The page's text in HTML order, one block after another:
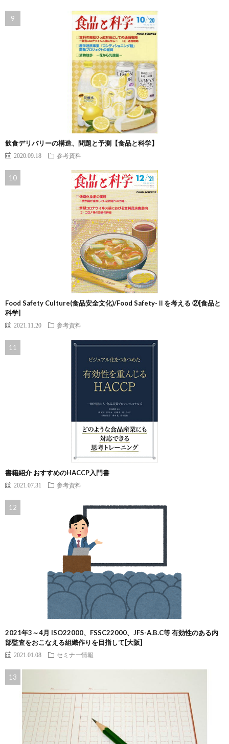
飲食デリバリーの構造、問題と予測【食品と科学】
2020.09.18 参考資料
Food Safety Culture(食品安全文化)/Food Safety-Ⅱを考える ②[食品と
科学]
2021.11.20 参考資料
書籍紹介 おすすめのHACCP入門書
2021.07.31 参考資料
2021年3～4月 ISO22000、FSSC22000、JFS-A.B.C等 有効性のある内
部監査をおこなえる組織作りを目指して[大阪]
2021.01.08 セミナー情報